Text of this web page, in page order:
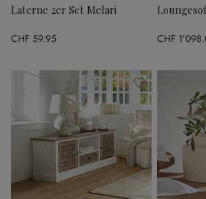
Laterne 2er Set Melari
CHF 59.95 CHF